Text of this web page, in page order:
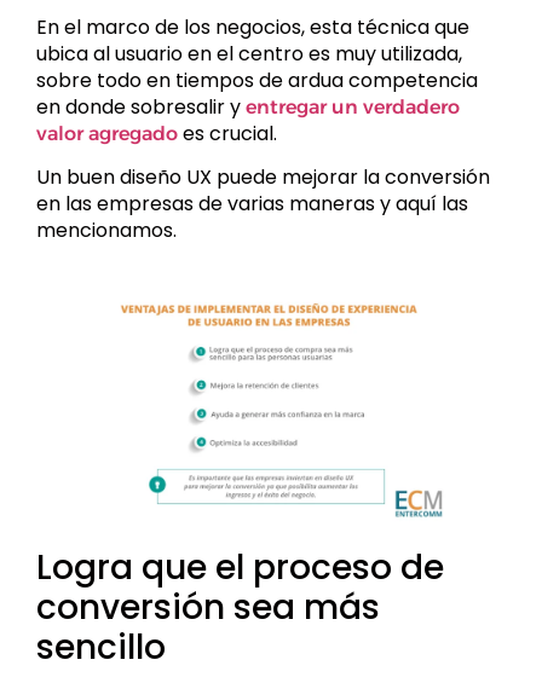
En el marco de los negocios, esta técnica que
ubica al usuario en el centro es muy utilizada,
sobre todo en tiempos de ardua competencia
en donde sobresalir y entregar un verdadero
valor agregado es crucial.
Un buen diseño UX puede mejorar la conversión
en las empresas de varias maneras y aquí las
mencionamos.
Logra que el proceso de
conversión sea más
sencillo